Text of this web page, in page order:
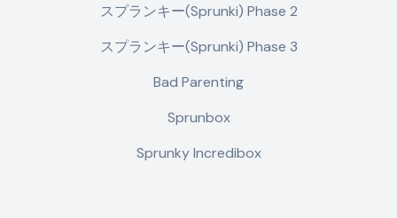
スプランキー(Sprunki) Phase 2
スプランキー(Sprunki) Phase 3
Bad Parenting
Sprunbox
Sprunky Incredibox